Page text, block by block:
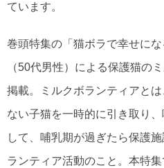
ています。
巻頭特集の「猫ボラで幸せに
（50代男性）による保護猫の
掲載。ミルクボランティアと
ない子猫を一時的に引き取り
して、哺乳期が過ぎたら保護
ランティア活動のこと。本特